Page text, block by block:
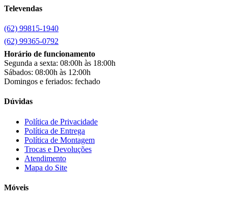
Clarice
clock
Colibri
Colli(53)
Colormaq(43)
Companhia do Estofado
Cotherm(2)
D' Doro Móveis
Dako(23)
Demóbile(13)
Dômina
Doripel
Televendas
(62) 99815-1940
(62) 99365-0792
Horário de funcionamento
Segunda a sexta: 08:00h às 18:00h
Sábados: 08:00h às 12:00h
Domingos e feriados: fechado
Dúvidas
Política de Privacidade
Política de Entrega
Política de Montagem
Trocas e Devoluções
Atendimento
Mapa do Site
Móveis